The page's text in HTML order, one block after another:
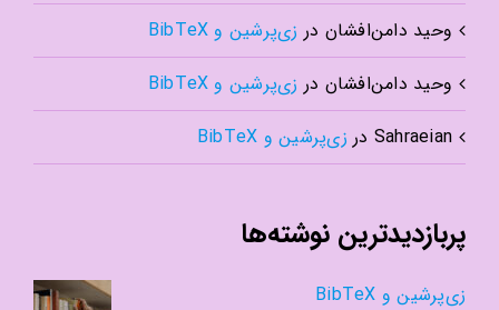
وحید دامن‌افشان در زی‌پرشین و BibTeX
وحید دامن‌افشان در زی‌پرشین و BibTeX
Sahraeian در زی‌پرشین و BibTeX
پربازدیدترین نوشته‌ها
زی‌پرشین و BibTeX